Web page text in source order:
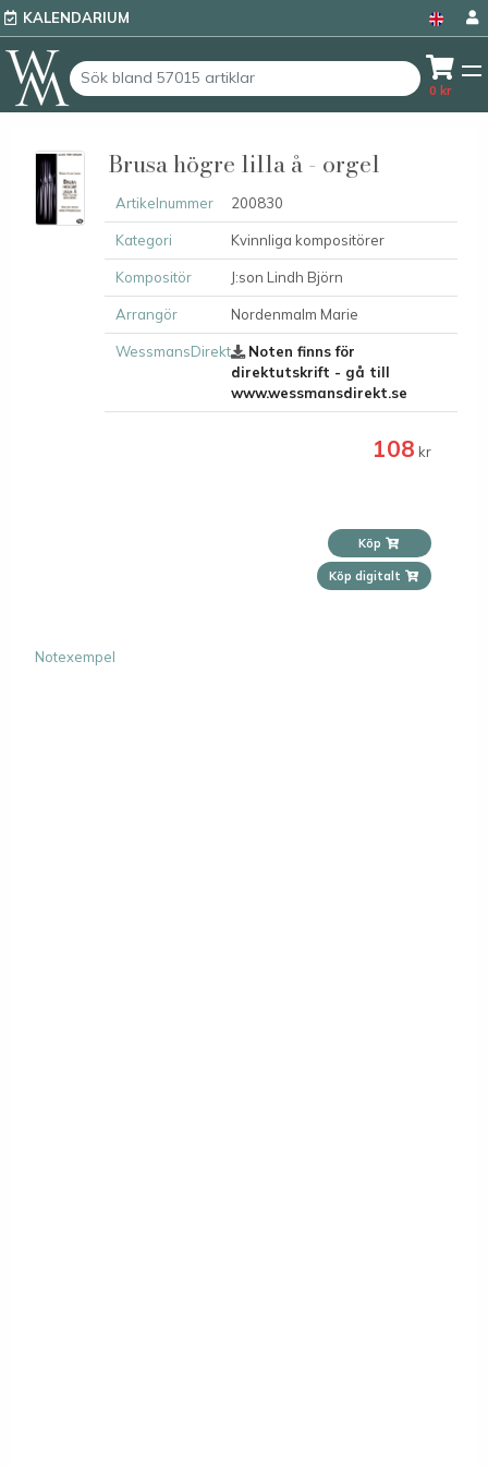
KALENDARIUM
0 kr
Brusa högre lilla å - orgel
Artikelnummer 200830
Kategori Kvinnliga kompositörer
Kompositör J:son Lindh Björn
Arrangör Nordenmalm Marie
WessmansDirekt
Noten finns för
direktutskrift - gå till
www.wessmansdirekt.se
108 kr
Köp
Köp digitalt
Notexempel